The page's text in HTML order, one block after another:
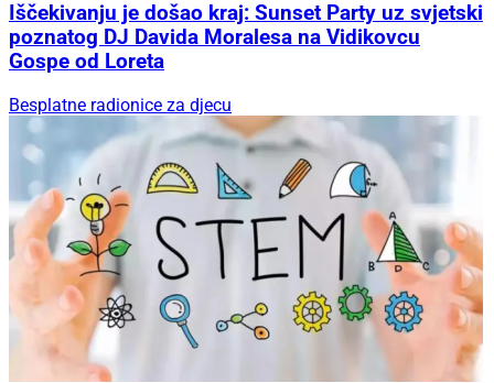
Iščekivanju je došao kraj: Sunset Party uz svjetski
poznatog DJ Davida Moralesa na Vidikovcu
Gospe od Loreta
Besplatne radionice za djecu